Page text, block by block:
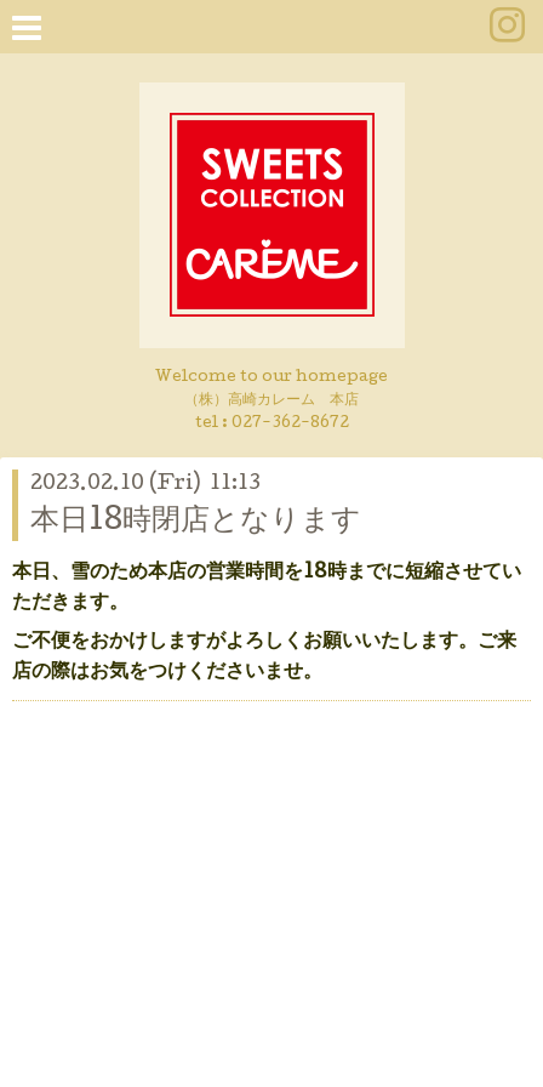
Welcome to our homepage
（株）高崎カレーム 本店
tel : 027-362-8672
2023.02.10 (Fri) 11:13
本日18時閉店となります
本日、雪のため本店の営業時間を18時までに短縮させてい
ただきます。
ご不便をおかけしますがよろしくお願いいたします。ご来
店の際はお気をつけくださいませ。